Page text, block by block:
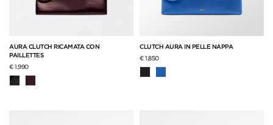
AURA CLUTCH RICAMATA CON
PAILLETTES
€ 1,990
CLUTCH AURA IN PELLE NAPPA
€ 1,850